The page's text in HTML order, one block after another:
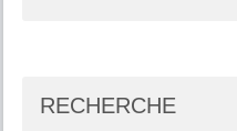
RECHERCHE